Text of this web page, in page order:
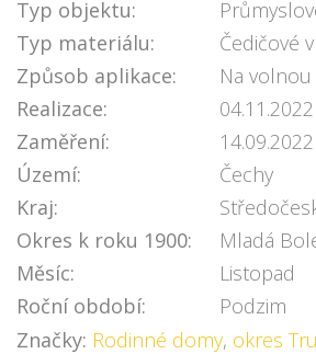
Typ objektu:
Typ materiálu:
Čedičové
Způsob aplikace:
Na
Realizace:
04.11.2022
Zaměření:
14.09.2022
Území:
Čechy
Kraj:
Okres k roku 1900:
Mladá
Měsíc:
Listopad
Roční období:
Podzim
Značky: Rodinné domy, okres